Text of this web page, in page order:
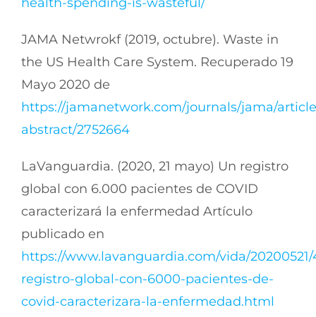
JAMA Netwrokf (2019, octubre). Waste in
the US Health Care System. Recuperado 19
Mayo 2020 de
https://jamanetwork.com/journals/jama/
abstract/2752664
LaVanguardia. (2020, 21 mayo) Un registro
global con 6.000 pacientes de COVID
caracterizará la enfermedad Artículo
publicado en
https://www.lavanguardia.com/vida/20200521/
registro-global-con-6000-pacientes-de-
covid-caracterizara-la-enfermedad.html